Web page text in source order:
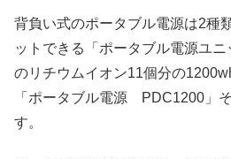
背負い式のポータブル電源は2種
ットできる「ポータブル電源ユ
のリチウムイオン11個分の
「ポータブル電源 PDC1200」
す。